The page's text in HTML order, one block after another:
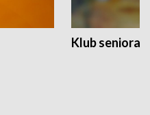
Klub seniora